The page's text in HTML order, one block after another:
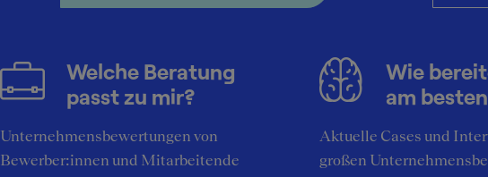
Welche Beratung
passt zu mir?
Unternehmensbewertungen von
Bewerber:innen und Mitarbeitende
Wie
am
Aktuelle Cases und
großen